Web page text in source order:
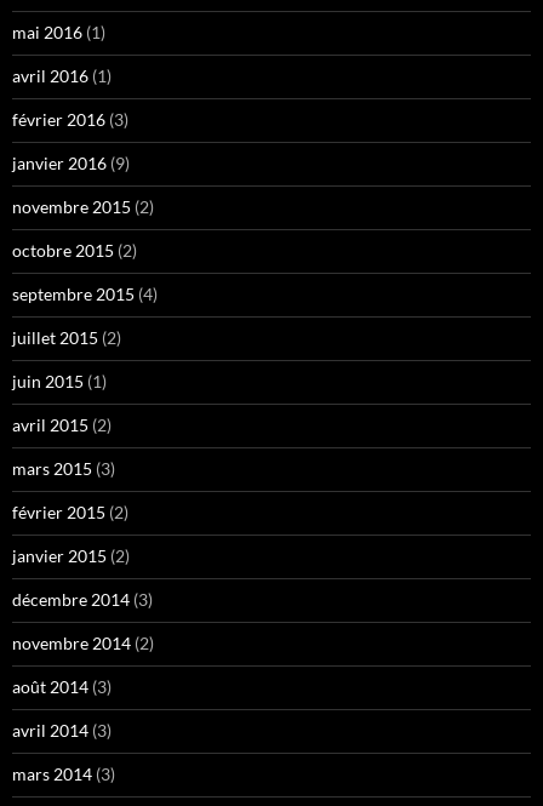
mai 2016 (1)
avril 2016 (1)
février 2016 (3)
janvier 2016 (9)
novembre 2015 (2)
octobre 2015 (2)
septembre 2015 (4)
juillet 2015 (2)
juin 2015 (1)
avril 2015 (2)
mars 2015 (3)
février 2015 (2)
janvier 2015 (2)
décembre 2014 (3)
novembre 2014 (2)
août 2014 (3)
avril 2014 (3)
mars 2014 (3)